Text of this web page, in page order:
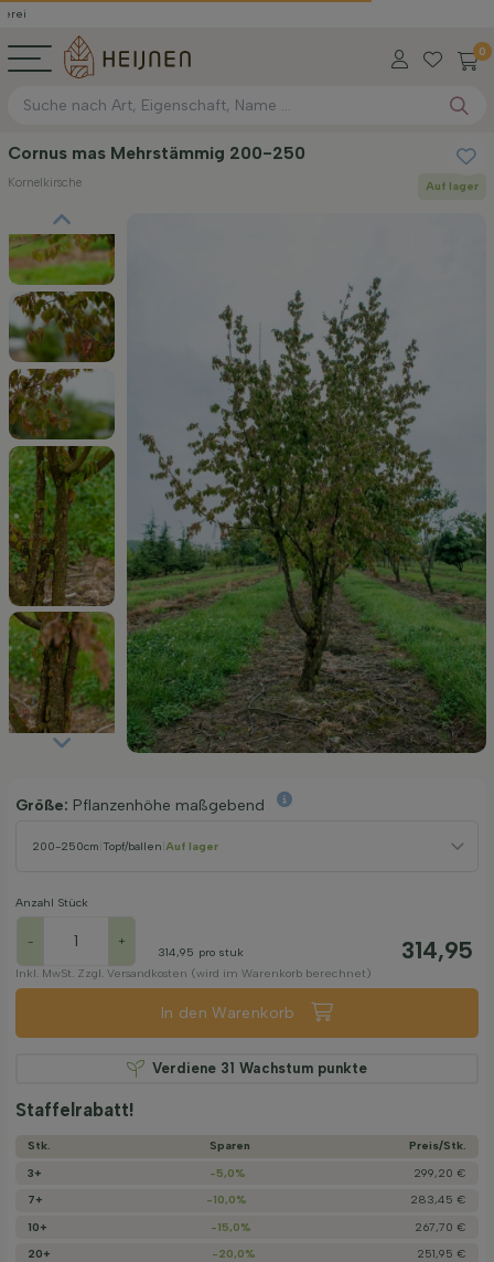
0
Cornus mas Mehrstämmig 200-250
Kornelkirsche Auf lager
Größe: Pflanzenhöhe maßgebend
200-250cm Topf/ballen Auf lager
Anzahl Stück
- +
314,95 pro stuk 314,95
Inkl. MwSt. Zzgl. Versandkosten (wird im Warenkorb berechnet)
In den Warenkorb
Verdiene 31 Wachstum punkte
Staffelrabatt!
Stk. Sparen
Preis/­Stk.
3+
-5,0%
299,20 €
7+
-10,0%
283,45 €
10+
-15,0%
267,70 €
20+
-20,0% 251,95 €